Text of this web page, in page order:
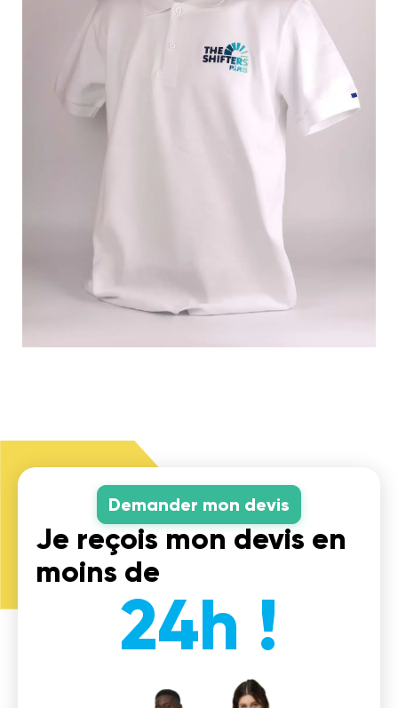
Demander mon devis
24h !
Je reçois mon devis en
moins de